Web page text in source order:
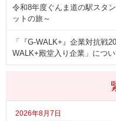
2026年8月7日
令和8年度ぐんま道の駅スタ
ットの旅～
「『G-WALK+』企業対抗戦
WALK+殿堂入り企業」につ